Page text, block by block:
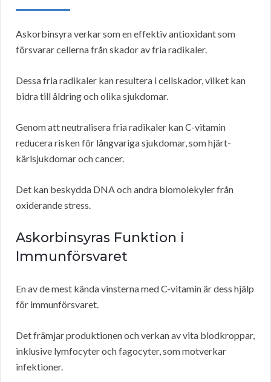
Askorbinsyra verkar som en effektiv antioxidant som
försvarar cellerna från skador av fria radikaler.
Dessa fria radikaler kan resultera i cellskador, vilket kan
bidra till åldring och olika sjukdomar.
Genom att neutralisera fria radikaler kan C-vitamin
reducera risken för långvariga sjukdomar, som hjärt-
kärlsjukdomar och cancer.
Det kan beskydda DNA och andra biomolekyler från
oxiderande stress.
Askorbinsyras Funktion i
Immunförsvaret
En av de mest kända vinsterna med C-vitamin är dess hjälp
för immunförsvaret.
Det främjar produktionen och verkan av vita blodkroppar,
inklusive lymfocyter och fagocyter, som motverkar
infektioner.